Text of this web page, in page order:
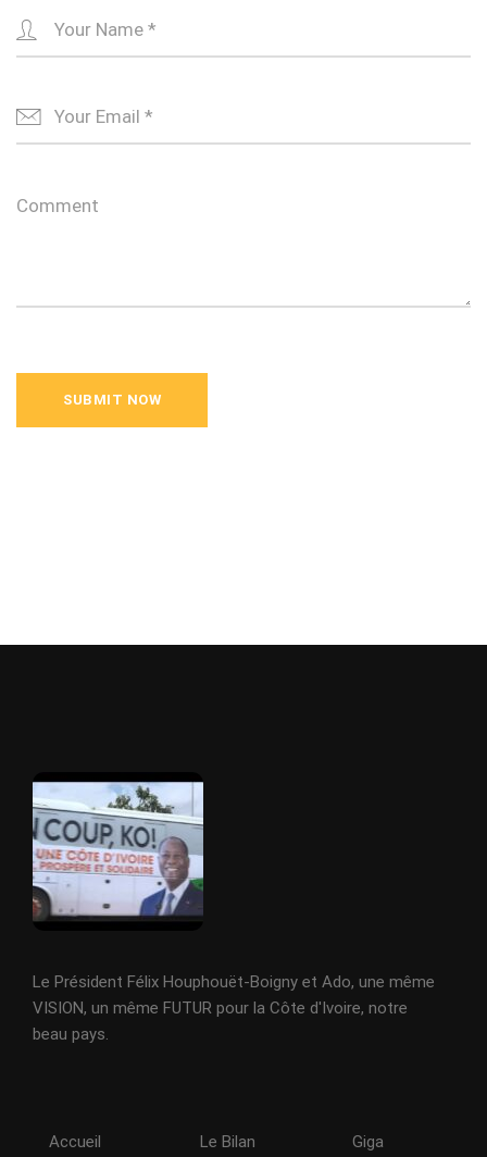
Le Président Félix Houphouët-Boigny et Ado, une même
VISION, un même FUTUR pour la Côte d'Ivoire, notre
beau pays.
Accueil
Le Bilan
Giga